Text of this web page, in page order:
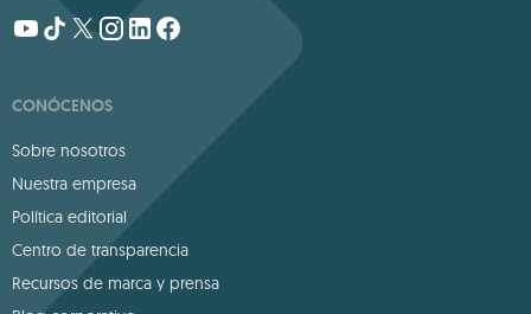
CONÓCENOS
Sobre nosotros
Nuestra empresa
Política editorial
Centro de transparencia
Recursos de marca y prensa